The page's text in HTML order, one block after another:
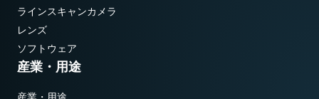
ラインスキャンカメラ
レンズ
ソフトウェア
産業・用途